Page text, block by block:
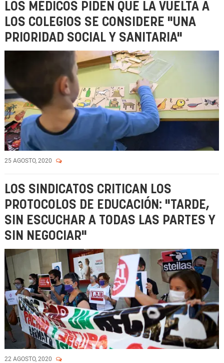
LOS MÉDICOS PIDEN QUE LA VUELTA A
LOS COLEGIOS SE CONSIDERE "UNA
PRIORIDAD SOCIAL Y SANITARIA"
25 AGOSTO, 2020
LOS SINDICATOS CRITICAN LOS
PROTOCOLOS DE EDUCACIÓN: "TARDE,
SIN ESCUCHAR A TODAS LAS PARTES Y
SIN NEGOCIAR"
22 AGOSTO, 2020